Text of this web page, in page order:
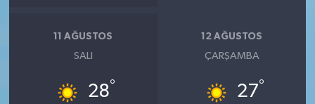
11 AĞUSTOS
SALI
28°
12 AĞUSTOS
ÇARŞAMBA
27°